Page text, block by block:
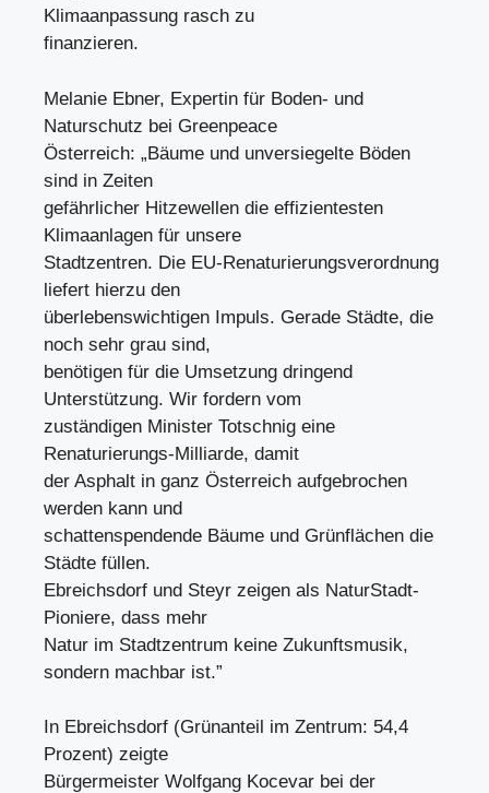
Klimaanpassung rasch zu
finanzieren.
Melanie Ebner, Expertin für Boden- und
Naturschutz bei Greenpeace
Österreich: „Bäume und unversiegelte Böden
sind in Zeiten
gefährlicher Hitzewellen die effizientesten
Klimaanlagen für unsere
Stadtzentren. Die EU-Renaturierungsverordnung
liefert hierzu den
überlebenswichtigen Impuls. Gerade Städte, die
noch sehr grau sind,
benötigen für die Umsetzung dringend
Unterstützung. Wir fordern vom
zuständigen Minister Totschnig eine
Renaturierungs-Milliarde, damit
der Asphalt in ganz Österreich aufgebrochen
werden kann und
schattenspendende Bäume und Grünflächen die
Städte füllen.
Ebreichsdorf und Steyr zeigen als NaturStadt-
Pioniere, dass mehr
Natur im Stadtzentrum keine Zukunftsmusik,
sondern machbar ist.”
In Ebreichsdorf (Grünanteil im Zentrum: 54,4
Prozent) zeigte
Bürgermeister Wolfgang Kocevar bei der